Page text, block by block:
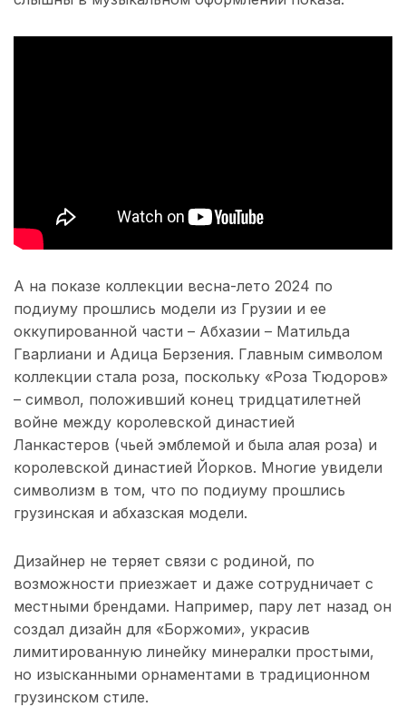
А на показе коллекции весна-лето 2024 по
подиуму прошлись модели из Грузии и ее
оккупированной части – Абхазии – Матильда
Гварлиани и Адица Берзения. Главным символом
коллекции стала роза, поскольку «Роза Тюдоров»
– символ, положивший конец тридцатилетней
войне между королевской династией
Ланкастеров (чьей эмблемой и была алая роза) и
королевской династией Йорков. Многие увидели
символизм в том, что по подиуму прошлись
грузинская и абхазская модели.
Дизайнер не теряет связи с родиной, по
возможности приезжает и даже сотрудничает с
местными брендами. Например, пару лет назад он
создал дизайн для «Боржоми», украсив
лимитированную линейку минералки простыми,
но изысканными орнаментами в традиционном
грузинском стиле.